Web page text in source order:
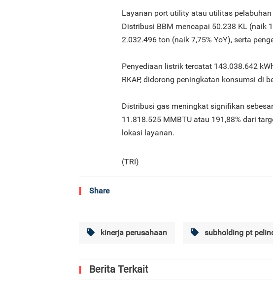
Layanan port utility atau utilitas
Distribusi BBM mencapai 50.238 KL (naik
2.032.496 ton (naik 7,75% YoY), serta
Penyediaan listrik tercatat 143.038.642
RKAP, didorong peningkatan konsumsi di
Distribusi gas meningkat signifikan
11.818.525 MMBTU atau 191,88% dari
lokasi layanan.
(TRI)
Share
kinerja perusahaan subholding pt
Berita Terkait